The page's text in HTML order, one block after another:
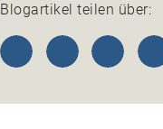
Blogartikel teilen über: